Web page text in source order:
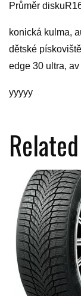
Průměr
konická kulma,
dětské
edge 30 ultra,
yyyyy